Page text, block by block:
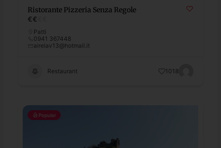
Ristorante Pizzeria Senza Regole
€€
Patti
0941 367448
airelav13@hotmail.it
Restaurant 1018
Popular